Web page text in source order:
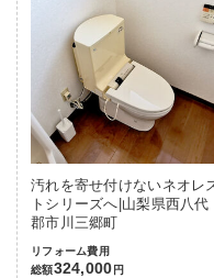
汚れを寄せ付けないネオレ
トシリーズへ|山梨県西八代
郡市川三郷町
リフォーム費用
総額324,000 円